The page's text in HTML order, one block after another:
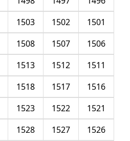
1501
1502
1503
1506
1507
1508
1511
1512
1513
1516
1517
1518
1521
1522
1523
1526
1527
1528